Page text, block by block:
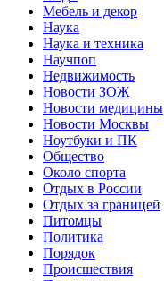
Мебель и декор
Наука
Наука и техника
Научпоп
Недвижимость
Новости ЗОЖ
Новости медицины
Новости Москвы
Ноутбуки и ПК
Общество
Около спорта
Отдых в России
Отдых за границей
Питомцы
Политика
Порядок
Происшествия